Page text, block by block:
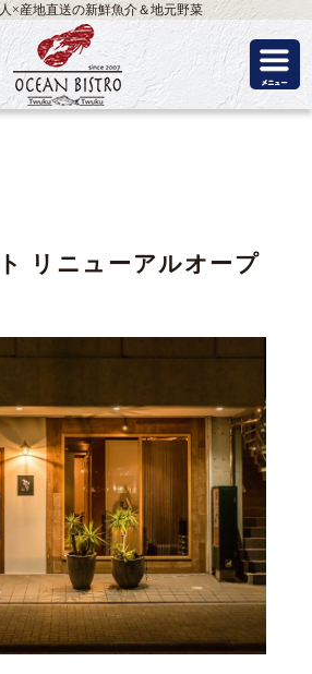
×産地直送の新鮮魚介＆地元野菜
リニューアルオープ